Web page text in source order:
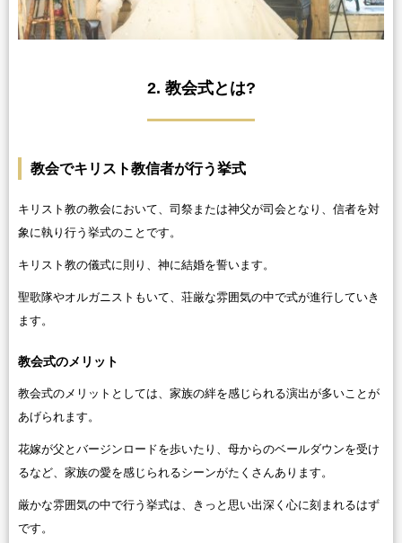
2. 教会式とは?
教会でキリスト教信者が行う挙式
キリスト教の教会において、司祭または神父が司会となり、信者を対
象に執り行う挙式のことです。
キリスト教の儀式に則り、神に結婚を誓います。
聖歌隊やオルガニストもいて、荘厳な雰囲気の中で式が進行していき
ます。
教会式のメリット
教会式のメリットとしては、家族の絆を感じられる演出が多いことが
あげられます。
花嫁が父とバージンロードを歩いたり、母からのベールダウンを受け
るなど、家族の愛を感じられるシーンがたくさんあります。
厳かな雰囲気の中で行う挙式は、きっと思い出深く心に刻まれるはず
です。